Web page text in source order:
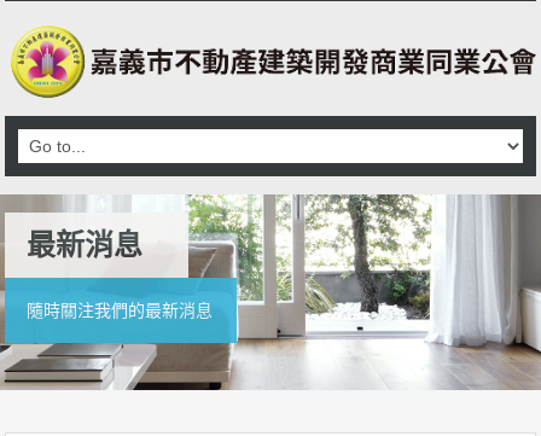
最新消息
隨時關注我們的最新消息